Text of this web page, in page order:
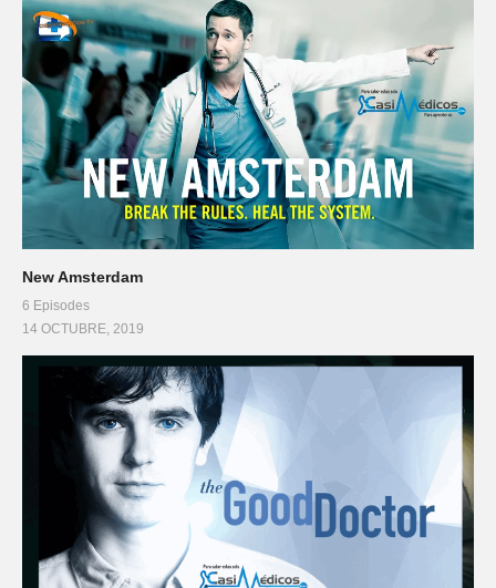
New Amsterdam
6 Episodes
14 OCTUBRE, 2019